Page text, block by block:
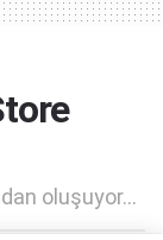
oluşuyor...